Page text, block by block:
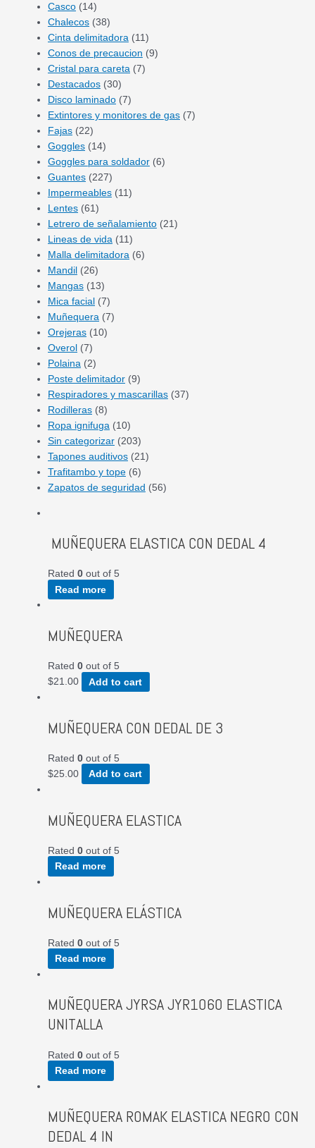
Casco (14)
Chalecos (38)
Cinta delimitadora (11)
Conos de precaucion (9)
Cristal para careta (7)
Destacados (30)
Disco laminado (7)
Extintores y monitores de gas (7)
Fajas (22)
Goggles (14)
Goggles para soldador (6)
Guantes (227)
Impermeables (11)
Lentes (61)
Letrero de señalamiento (21)
Lineas de vida (11)
Malla delimitadora (6)
Mandil (26)
Mangas (13)
Mica facial (7)
Muñequera (7)
Orejeras (10)
Overol (7)
Polaina (2)
Poste delimitador (9)
Respiradores y mascarillas (37)
Rodilleras (8)
Ropa ignifuga (10)
Sin categorizar (203)
Tapones auditivos (21)
Trafitambo y tope (6)
Zapatos de seguridad (56)
MUÑEQUERA ELASTICA CON DEDAL 4
Rated 0 out of 5
Read more
MUÑEQUERA
Rated 0 out of 5
$21.00 Add to cart
MUÑEQUERA CON DEDAL DE 3
Rated 0 out of 5
$25.00 Add to cart
MUÑEQUERA ELASTICA
Rated 0 out of 5
Read more
MUÑEQUERA ELÁSTICA
Rated 0 out of 5
Read more
MUÑEQUERA JYRSA JYR1060 ELASTICA
UNITALLA
Rated 0 out of 5
Read more
MUÑEQUERA ROMAK ELASTICA NEGRO CON
DEDAL 4 IN